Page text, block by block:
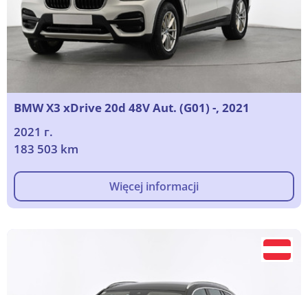
BMW X3 xDrive 20d 48V Aut. (G01) -, 2021
2021 г.
183 503 km
Więcej informacji